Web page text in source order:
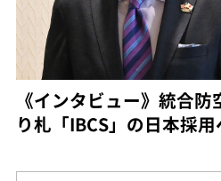
《インタビュー》統合
り札「IBCS」の日本採